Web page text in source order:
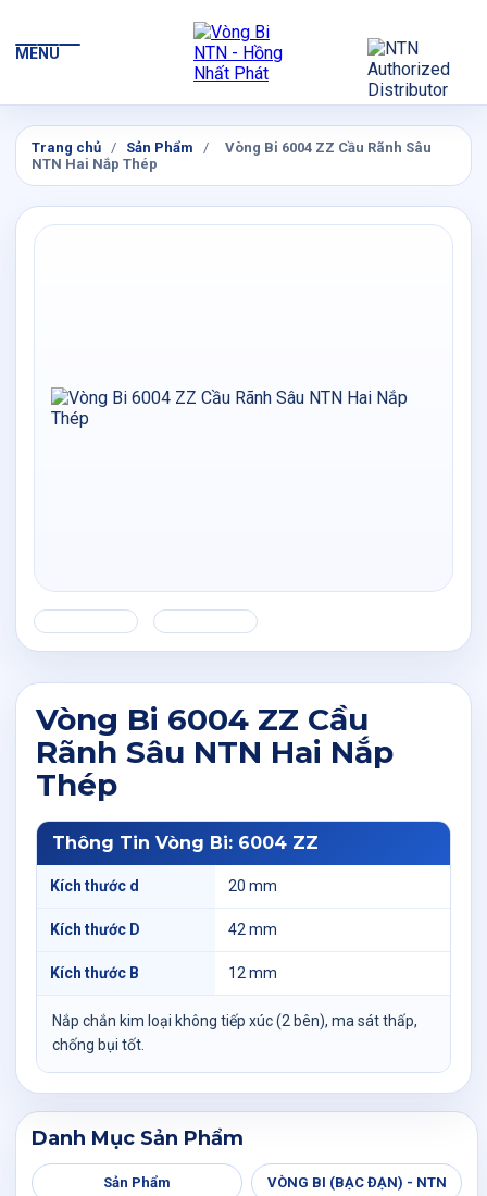
MENU
Trang chủ / Sản Phẩm /
Vòng Bi 6004 ZZ Cầu Rãnh Sâu
NTN Hai Nắp Thép
Vòng Bi 6004 ZZ Cầu
Rãnh Sâu NTN Hai Nắp
Thép
Thông Tin Vòng Bi: 6004 ZZ
Kích thước d 20 mm
Kích thước D 42 mm
Kích thước B 12 mm
Nắp chắn kim loại không tiếp xúc (2 bên), ma sát thấp,
chống bụi tốt.
Danh Mục Sản Phẩm
Sản Phẩm VÒNG BI (BẠC ĐẠN) - NTN